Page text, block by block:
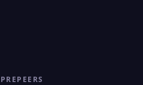
PREPEERS